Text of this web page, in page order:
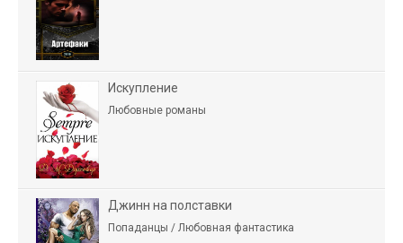
Искупление
Любовные романы
Джинн на полставки
Попаданцы / Любовная фантастика